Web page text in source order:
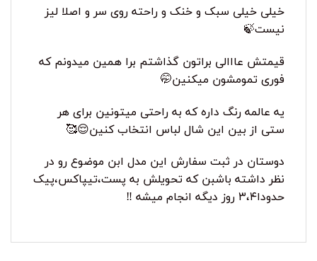
خیلی خیلی سبک و خنک و راحته روی سر و اصلا لیز
نیست🍃
قیمتش عااالی براتون گذاشتم برا همین میدونم که
فوری تمومشون میکنین🤭
یه عالمه رنگ داره که به راحتی میتونین برای هر
ستی از بین این شال لباس انتخاب کنین😌🥰
دوستان در ثبت سفارش این مدل ابن موضوع رو در
نظر داشته باشبن که تحویلش به پست،تیپاکس،پیک
حدودا۳،۴ روز دیگه انجام میشه ‼️